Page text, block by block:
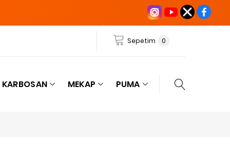
Sepetim 0
KARBOSAN MEKAP PUMA